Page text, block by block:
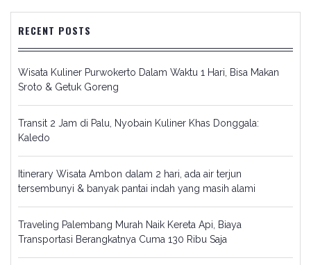
RECENT POSTS
Wisata Kuliner Purwokerto Dalam Waktu 1 Hari, Bisa Makan
Sroto & Getuk Goreng
Transit 2 Jam di Palu, Nyobain Kuliner Khas Donggala:
Kaledo
Itinerary Wisata Ambon dalam 2 hari, ada air terjun
tersembunyi & banyak pantai indah yang masih alami
Traveling Palembang Murah Naik Kereta Api, Biaya
Transportasi Berangkatnya Cuma 130 Ribu Saja